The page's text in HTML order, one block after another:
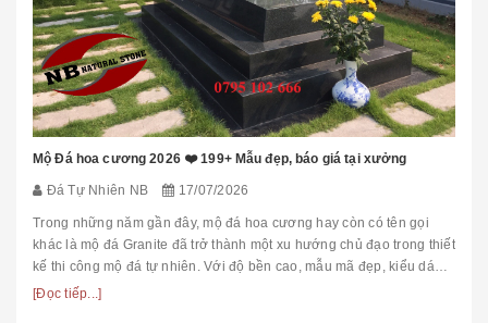
Mộ Đá hoa cương 2026 ❤️ 199+ Mẫu đẹp, báo giá tại xưởng
Đá Tự Nhiên NB 17/07/2026
Trong những năm gần đây, mộ đá hoa cương hay còn có tên gọi
khác là mộ đá Granite đã trở thành một xu hướng chủ đạo trong thiết
kế thi công mộ đá tự nhiên. Với độ bền cao, mẫu mã đẹp, kiểu dáng
hiệ...
[Đọc tiếp...]